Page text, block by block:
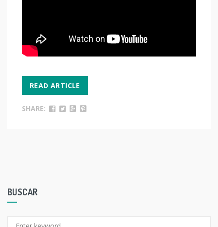
READ ARTICLE
SHARE:
BUSCAR